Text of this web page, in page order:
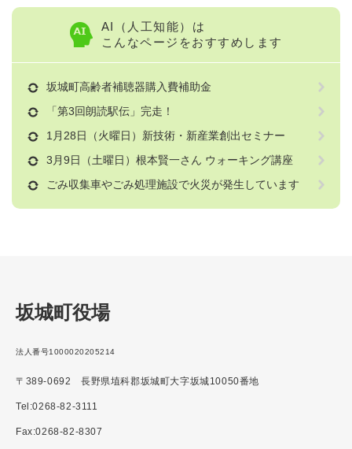
AI（人工知能）は
こんなページをおすすめします
坂城町高齢者補聴器購入費補助金
「第3回朗読駅伝」完走！
1月28日（火曜日）新技術・新産業創出セミナー
3月9日（土曜日）根本賢一さん ウォーキング講座
ごみ収集車やごみ処理施設で火災が発生しています
坂城町役場
法人番号1000020205214
〒389-0692 長野県埴科郡坂城町大字坂城10050番地
Tel:0268-82-3111
Fax:0268-82-8307